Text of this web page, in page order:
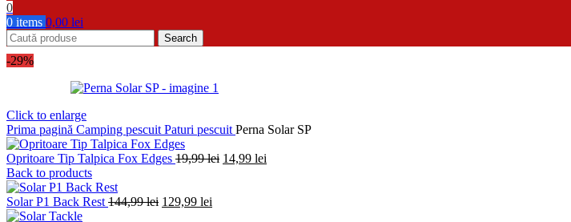
0
0 items 0,00 lei
Search
-29%
Click to enlarge
Prima pagină Camping pescuit Paturi pescuit Perna Solar SP
Opritoare Tip Talpica Fox Edges 19,99lei Prețul
14,99 lei
Back to products
Solar P1 Back Rest 144,99lei Prețul
129,99 lei